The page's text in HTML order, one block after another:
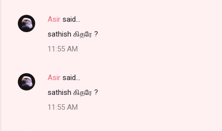
Asir said…
sathish கிதரே ?
11:55 AM
Asir said…
sathish கிதரே ?
11:55 AM